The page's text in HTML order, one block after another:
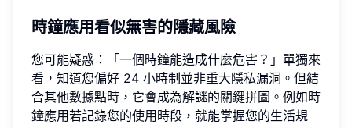
時鐘應用看似無害的隱藏風險
您可能疑惑：「一個時鐘能造成什麼危害？」單獨來
看，知道您偏好 24 小時制並非重大隱私漏洞。但結
合其他數據點時，它會成為解謎的關鍵拼圖。例如時
鐘應用若記錄您的使用時段，就能掌握您的生活規